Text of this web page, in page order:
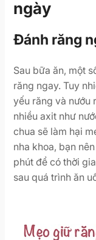
ngày
Đánh răng
Sau bữa ăn, một
răng ngay. Tuy
yếu răng và nướu
nhiều axit như
chua sẽ làm hại
nha khoa, bạn
phút để có thời
sau quá trình ăn